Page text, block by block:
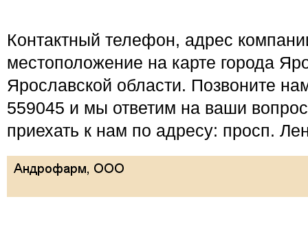
Контактный телефон, адрес
местоположение на карте города
Ярославской области. Позвоните
559045 и мы ответим на ваши
приехать к нам по адресу: просп.